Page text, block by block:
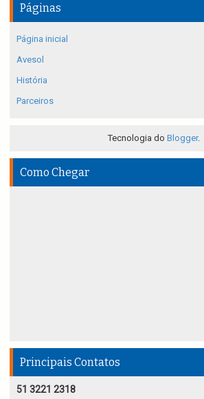
Páginas
Página inicial
Avesol
História
Parceiros
Tecnologia do Blogger.
Como Chegar
Principais Contatos
51 3221 2318